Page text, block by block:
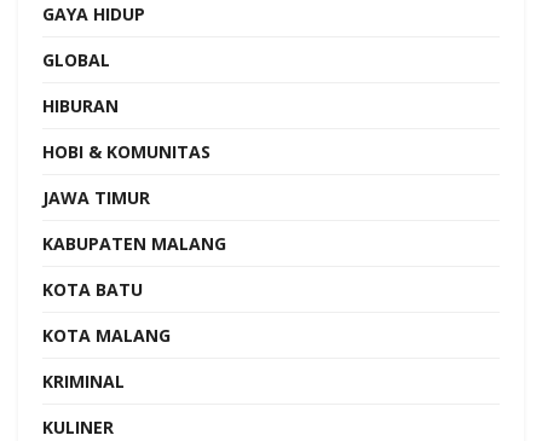
GAYA HIDUP
GLOBAL
HIBURAN
HOBI & KOMUNITAS
JAWA TIMUR
KABUPATEN MALANG
KOTA BATU
KOTA MALANG
KRIMINAL
KULINER